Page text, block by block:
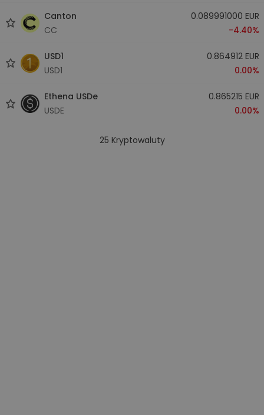
Canton
CC
0.089991000 EUR
-4.40%
USD1
USD1
0.864912 EUR
0.00%
Ethena USDe
USDE
0.865215 EUR
0.00%
25 Kryptowaluty